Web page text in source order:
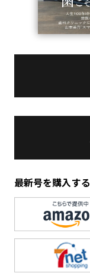
最新号を購入する